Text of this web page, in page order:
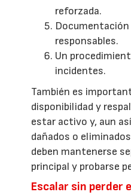
reforzada.
responsables.
Un
incidentes.
También es
disponibilidad y
estar activo y, aun
dañados o
deben mantenerse
principal y probarse
Escalar sin perder